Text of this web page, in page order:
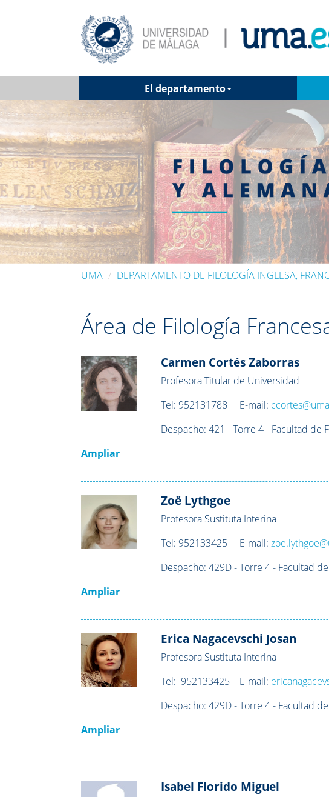
El departamento
UMA DEPARTAMENTO DE FILOLOGÍA INGLESA,
Área de Filología
Carmen Cortés Zaborras
Profesora Titular de Universidad
Tel: 952131788 E-mail:
Despacho:421 - Torre 4 - Facultad de
Ampliar
Zoë Lythgoe
Profesora Sustituta Interina
Tel: 952133425 E-mail:
Despacho: 429D - Torre 4 - Facultad
Ampliar
Erica Nagacevschi Josan
Profesora Sustituta Interina
Tel: 952133425 E-mail:
Despacho: 429D - Torre 4 - Facultad
Ampliar
Isabel Florido Miguel